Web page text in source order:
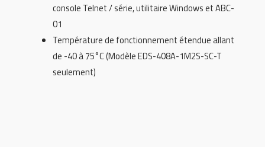
console Telnet / série, utilitaire Windows et ABC-
01
Température de fonctionnement étendue allant
de -40 à 75°C (Modèle EDS-408A-1M2S-SC-T
seulement)